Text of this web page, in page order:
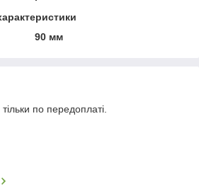
90 мм
по передоплаті.